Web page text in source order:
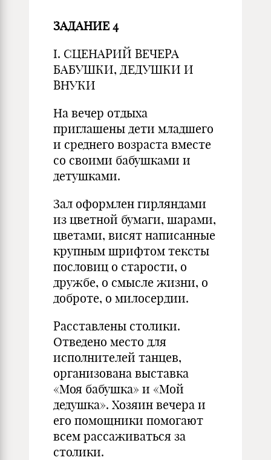
ЗАДАНИЕ 4
I. СЦЕНАРИЙ ВЕЧЕРА
БАБУШКИ, ДЕДУШКИ И
ВНУКИ
На вечер отдыха
приглашены дети младшего
и среднего возраста вместе
со своими бабушками и
детушками.
Зал оформлен гирляндами
из цветной бумаги, шарами,
цветами, висят написанные
крупным шрифтом тексты
пословиц о старости, о
дружбе, о смысле жизни, о
доброте, о милосердии.
Расставлены столики.
Отведено место для
исполнителей танцев,
организована выставка
«Моя бабушка» и «Мой
дедушка». Хозяин вечера и
его помощники помогают
всем рассаживаться за
столики.